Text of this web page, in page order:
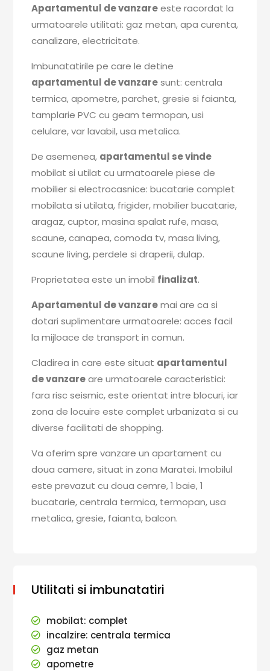
Apartamentul de vanzareeste racordat la
urmatoarele utilitati: gaz metan, apa curenta,
canalizare, electricitate.
Imbunatatirile pe care le detine
apartamentul de vanzaresunt: centrala
termica, apometre, parchet, gresie si faianta,
tamplarie PVC cu geam termopan, usi
celulare, var lavabil, usa metalica.
De asemenea, apartamentul se vinde
mobilat si utilat cu urmatoarele piese de
mobilier si electrocasnice: bucatarie complet
mobilata si utilata, frigider, mobilier bucatarie,
aragaz, cuptor, masina spalat rufe, masa,
scaune, canapea, comoda tv, masa living,
scaune living, perdele si draperii, dulap.
Proprietatea este un imobil finalizat.
Apartamentul de vanzaremai are ca si
dotari suplimentare urmatoarele: acces facil
la mijloace de transport in comun.
Cladirea in care este situat apartamentul
de vanzareare urmatoarele caracteristici:
fara risc seismic, este orientat intre blocuri, iar
zona de locuire este complet urbanizata si cu
diverse facilitati de shopping.
Va oferim spre vanzare un apartament cu
doua camere, situat in zona Maratei. Imobilul
este prevazut cu doua cemre, 1 baie, 1
bucatarie, centrala termica, termopan, usa
metalica, gresie, faianta, balcon.
Utilitati si imbunatatiri
mobilat: complet
incalzire: centrala termica
gaz metan
apometre